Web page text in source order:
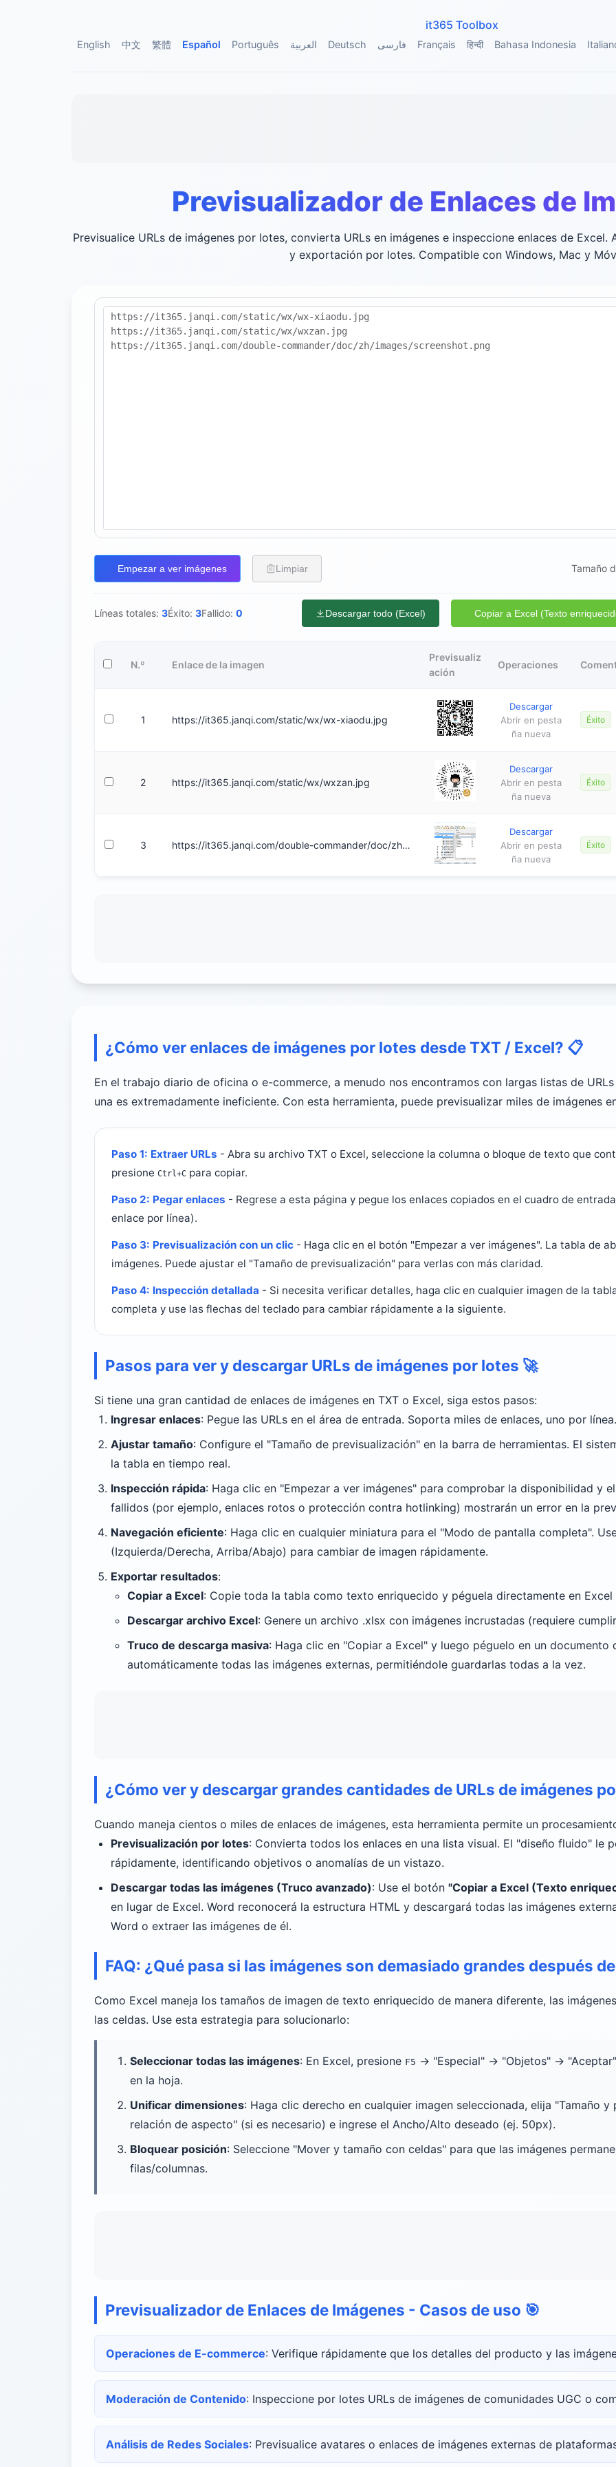
it365 Toolbox
English 中文 繁體 Español Português العربية Deutsch فارسی Français हिन्दी Bahasa Indonesia
Previsualizador de Enlaces de
Previsualice URLs de imágenes por lotes, convierta URLs en imágenes e inspeccione enlaces de
y exportación por lotes. Compatible con Windows, Mac y
Empezar a ver imágenes Limpiar Tamaño
Líneas totales: 3Éxito: 3Fallido: 0 Descargar todo (Excel) Copiar a Excel (Texto
N.º Enlace de la imagen
Previsualiz
ación
Operaciones
1 https://it365.janqi.com/static/wx/wx-xiaodu.jpg
Descargar
Abrir en pesta
ña nueva
Éxito
2 https://it365.janqi.com/static/wx/wxzan.jpg
Descargar
Abrir en pesta
ña nueva
Éxito
3 https://it365.janqi.com/double-commander/doc/zh/images/screenshot.png
Descargar
Abrir en pesta
ña nueva
Éxito
¿Cómo ver enlaces de imágenes por lotes desde TXT / Excel? 📋
En el trabajo diario de oficina o e-commerce, a menudo nos encontramos con largas listas de
una es extremadamente ineficiente. Con esta herramienta, puede previsualizar miles de imágenes
Paso 1: Extraer URLs - Abra su archivo TXT o Excel, seleccione la columna o bloque de texto que
presione Ctrl+C para copiar.
Paso 2: Pegar enlaces - Regrese a esta página y pegue los enlaces copiados en el cuadro de
enlace por línea).
Paso 3: Previsualización con un clic - Haga clic en el botón "Empezar a ver imágenes". La tabla de
imágenes. Puede ajustar el "Tamaño de previsualización" para verlas con más claridad.
Paso 4: Inspección detallada - Si necesita verificar detalles, haga clic en cualquier imagen de la
completa y use las flechas del teclado para cambiar rápidamente a la siguiente.
Pasos para ver y descargar URLs de imágenes por lotes 🚀
Si tiene una gran cantidad de enlaces de imágenes en TXT o Excel, siga estos pasos:
Ingresar enlaces: Pegue las URLs en el área de entrada. Soporta miles de enlaces, uno por línea.
Ajustar tamaño: Configure el "Tamaño de previsualización" en la barra de herramientas. El
la tabla en tiempo real.
Inspección rápida: Haga clic en "Empezar a ver imágenes" para comprobar la disponibilidad y
fallidos (por ejemplo, enlaces rotos o protección contra hotlinking) mostrarán un error en la
Navegación eficiente: Haga clic en cualquier miniatura para el "Modo de pantalla completa".
(Izquierda/Derecha, Arriba/Abajo) para cambiar de imagen rápidamente.
Exportar resultados:
Copiar a Excel: Copie toda la tabla como texto enriquecido y péguela directamente en
Descargar archivo Excel: Genere un archivo .xlsx con imágenes incrustadas (requiere
Truco de descarga masiva: Haga clic en "Copiar a Excel" y luego péguelo en un documento
automáticamente todas las imágenes externas, permitiéndole guardarlas todas a la vez.
¿Cómo ver y descargar grandes cantidades de URLs de imágenes
Cuando maneja cientos o miles de enlaces de imágenes, esta herramienta permite un
Previsualización por lotes: Convierta todos los enlaces en una lista visual. El "diseño fluido" le
rápidamente, identificando objetivos o anomalías de un vistazo.
Descargar todas las imágenes (Truco avanzado): Use el botón "Copiar a Excel (Texto
en lugar de Excel. Word reconocerá la estructura HTML y descargará todas las imágenes
Word o extraer las imágenes de él.
FAQ: ¿Qué pasa si las imágenes son demasiado grandes después
Como Excel maneja los tamaños de imagen de texto enriquecido de manera diferente, las
las celdas. Use esta estrategia para solucionarlo:
Seleccionar todas las imágenes: En Excel, presione F5 -> "Especial" -> "Objetos" ->
en la hoja.
Unificar dimensiones: Haga clic derecho en cualquier imagen seleccionada, elija "Tamaño
relación de aspecto" (si es necesario) e ingrese el Ancho/Alto deseado (ej. 50px).
Bloquear posición: Seleccione "Mover y tamaño con celdas" para que las imágenes
filas/columnas.
Previsualizador de Enlaces de Imágenes - Casos de uso 🎯
Operaciones de E-commerce: Verifique rápidamente que los detalles del producto y las
Moderación de Contenido: Inspeccione por lotes URLs de imágenes de comunidades UGC o
Análisis de Redes Sociales: Previsualice avatares o enlaces de imágenes externas de